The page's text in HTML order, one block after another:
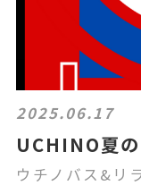
2025.06.17
UCHINO夏
ウチノバス&リ